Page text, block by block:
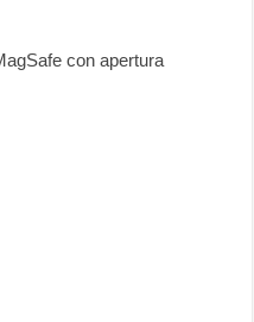
con apertura